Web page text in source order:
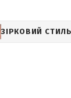
ЗІРКОВИЙ СТИЛЬ